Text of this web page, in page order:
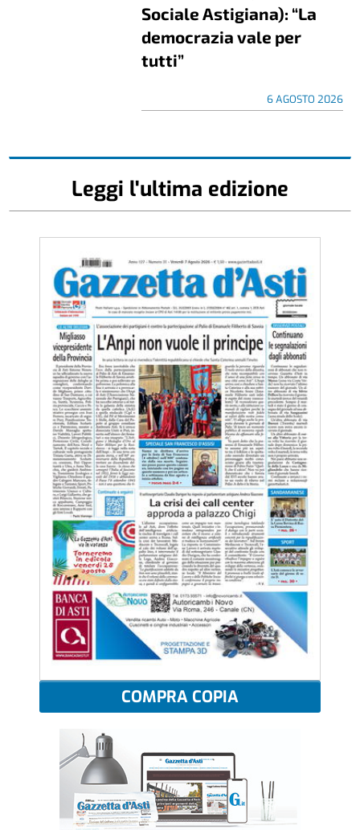
Sociale Astigiana): “La
democrazia vale per
tutti”
6 AGOSTO 2026
Leggi l'ultima edizione
COMPRA COPIA